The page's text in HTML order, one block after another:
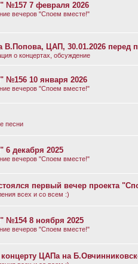
№157 7 февраля 2026
вечеров "Споем вместе!"
В.Попова, ЦАП, 30.01.2026 перед
о концертах, обсуждение
№156 10 января 2026
вечеров "Споем вместе!"
песни
6 декабря 2025
вечеров "Споем вместе!"
первый вечер проекта
всех и со всем :)
№154 8 ноября 2025
вечеров "Споем вместе!"
концерту ЦАПа на